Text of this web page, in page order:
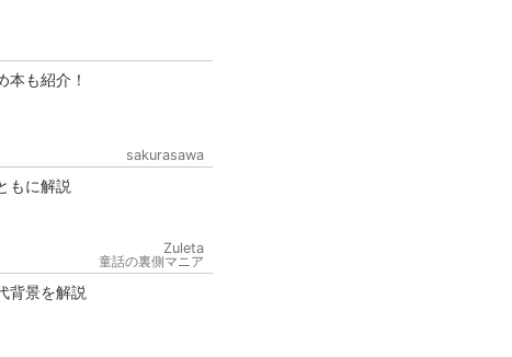
本も紹介！
sakurasawa
もに解説
Zuleta
童話の裏側マニア
背景を解説